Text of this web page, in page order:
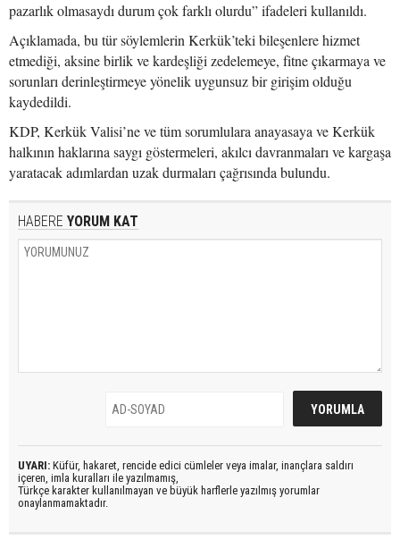
pazarlık olmasaydı durum çok farklı olurdu” ifadeleri kullanıldı.
Açıklamada, bu tür söylemlerin Kerkük’teki bileşenlere hizmet
etmediği, aksine birlik ve kardeşliği zedelemeye, fitne çıkarmaya ve
sorunları derinleştirmeye yönelik uygunsuz bir girişim olduğu
kaydedildi.
KDP, Kerkük Valisi’ne ve tüm sorumlulara anayasaya ve Kerkük
halkının haklarına saygı göstermeleri, akılcı davranmaları ve kargaşa
yaratacak adımlardan uzak durmaları çağrısında bulundu.
HABERE YORUM KAT
UYARI: Küfür, hakaret, rencide edici cümleler veya imalar, inançlara saldırı
içeren, imla kuralları ile yazılmamış,
Türkçe karakter kullanılmayan ve büyük harflerle yazılmış yorumlar
onaylanmamaktadır.